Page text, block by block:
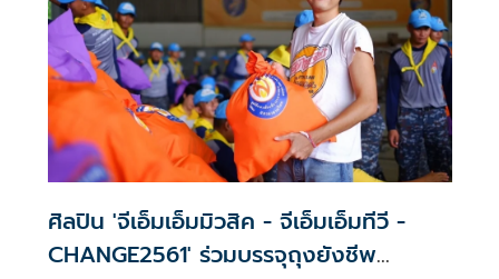
ศิลปิน 'จีเอ็มเอ็มมิวสิค - จีเอ็มเอ็มทีวี -
CHANGE2561' ร่วมบรรจุถุงยังชีพ